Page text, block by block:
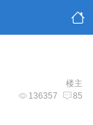
楼主
136357 85